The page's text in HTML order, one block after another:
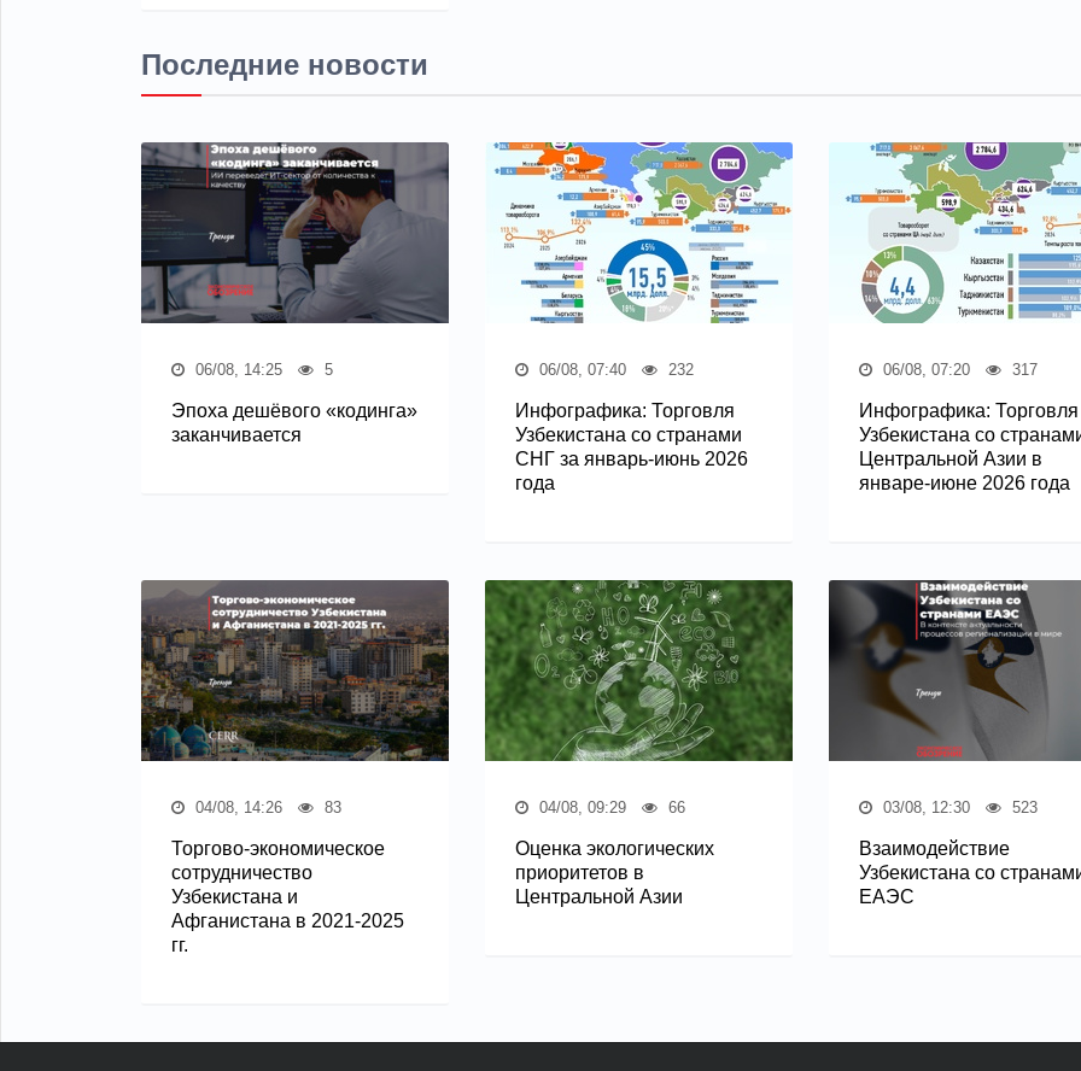
Последние новости
06/08, 14:25 5
Эпоха дешёвого «кодинга»
заканчивается
06/08, 07:40 232
Инфографика: Торговля
Узбекистана со странами
СНГ за январь-июнь 2026
года
06/08, 07:20 317
Инфографика: Торговля
Узбекистана со
Центральной Азии в
январе-июне 2026 года
04/08, 14:26 83
Торгово-экономическое
сотрудничество
Узбекистана и
Афганистана в 2021-2025
гг.
04/08, 09:29 66
Оценка экологических
приоритетов в
Центральной Азии
03/08, 12:30 523
Взаимодействие
Узбекистана со
ЕАЭС